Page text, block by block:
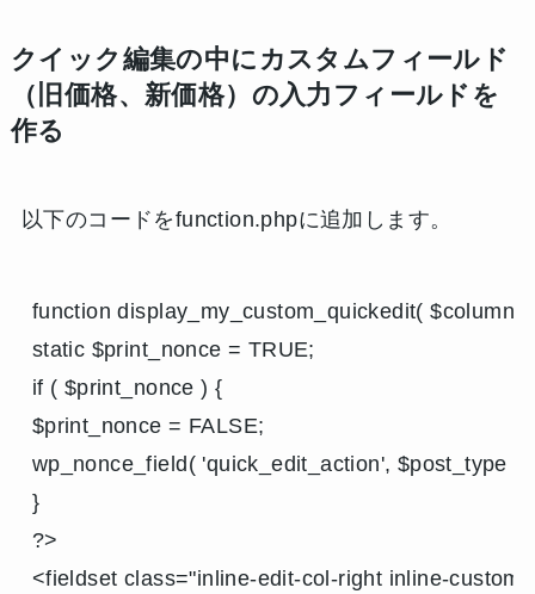
クイック編集の中にカスタムフィールド
（旧価格、新価格）の入力フィールドを
作る
以下のコードをfunction.phpに追加します。
function display_my_custom_quickedit(
static $print_nonce = TRUE;
if ( $print_nonce ) {
$print_nonce = FALSE;
wp_nonce_field( 'quick_edit_action', $post_type .
}
?>
<fieldset class="inline-edit-col-right inline-custom-